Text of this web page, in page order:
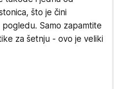
što je čini
Samo zapamtite
za šetnju - ovo je veliki